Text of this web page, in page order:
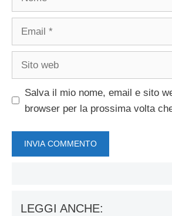
Salva il mio nome, email e sito
browser per la prossima volta
LEGGI ANCHE: